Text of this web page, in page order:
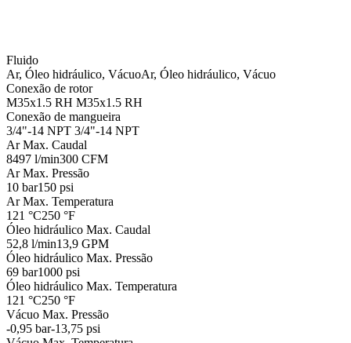
Fluido
Ar, Óleo hidráulico, VácuoAr, Óleo hidráulico, Vácuo
Conexão de rotor
M35x1.5 RH M35x1.5 RH
Conexão de mangueira
3/4"-14 NPT 3/4"-14 NPT
Ar Max. Caudal
8497 l/min300 CFM
Ar Max. Pressão
10 bar150 psi
Ar Max. Temperatura
121 °C250 °F
Óleo hidráulico Max. Caudal
52,8 l/min13,9 GPM
Óleo hidráulico Max. Pressão
69 bar1000 psi
Óleo hidráulico Max. Temperatura
121 °C250 °F
Vácuo Max. Pressão
-0,95 bar-13,75 psi